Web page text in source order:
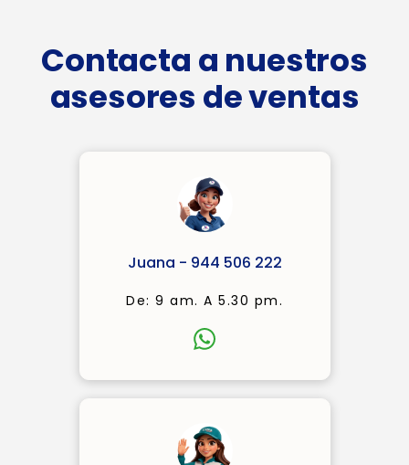
Contacta a nuestros
asesores de ventas
Juana - 944 506 222
De: 9 am. A 5.30 pm.